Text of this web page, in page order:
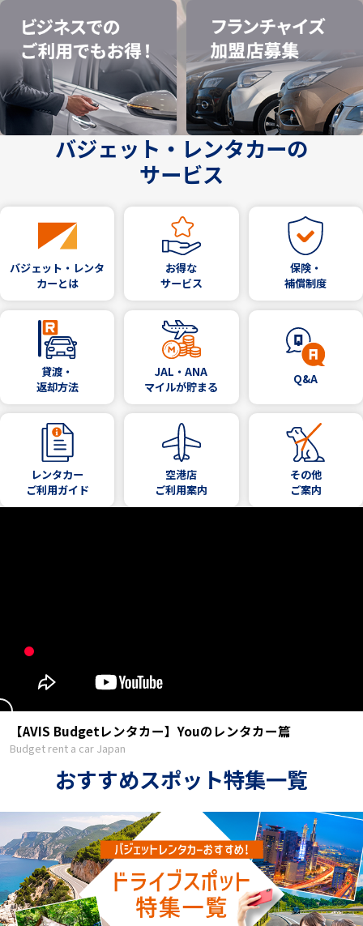
バジェット・レンタカーの
サービス
バジェット・レンタ
カーとは
お得な
サービス
保険・
補償制度
貸渡・
返却方法
JAL・ANA
マイルが貯まる
Q&A
レンタカー
ご利用ガイド
空港店
ご利用案内
その他
ご案内
【AVIS Budgetレンタカー】Youのレンタカー篇
Budget rent a car Japan
おすすめスポット特集一覧